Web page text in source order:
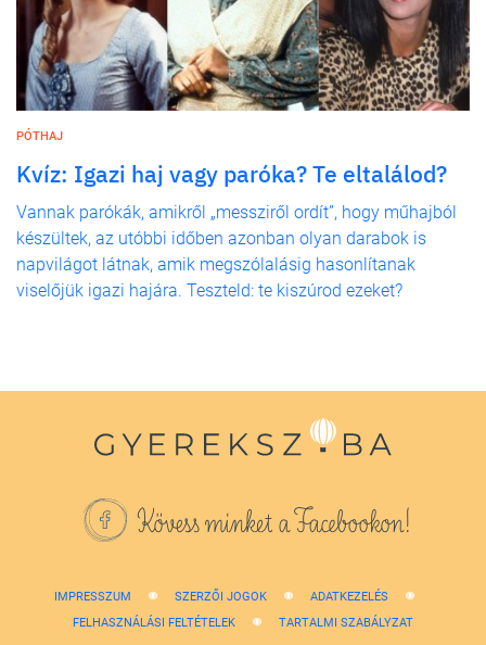
PÓTHAJ
Kvíz: Igazi haj vagy paróka? Te eltalálod?
Vannak parókák, amikről „messziről ordít”, hogy műhajból
készültek, az utóbbi időben azonban olyan darabok is
napvilágot látnak, amik megszólalásig hasonlítanak
viselőjük igazi hajára. Teszteld: te kiszúrod ezeket?
Kövess minket a Facebookon!
IMPRESSZUM SZERZŐI JOGOK
ADATKEZELÉS
FELHASZNÁLÁSI FELTÉTELEK
TARTALMI SZABÁLYZAT